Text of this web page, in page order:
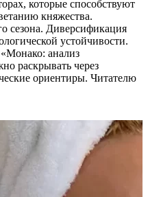
которые способствуют
княжества.
сезона. Диверсификация
устойчивости.
анализ
раскрывать через
ориентиры. Читателю